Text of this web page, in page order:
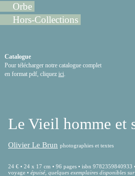
Orbe
Hors-Collections
Catalogue
Pour télécharger notre catalogue complet
en format pdf, cliquez ici
Le Vieil homme et
Olivier Le Brun photographies et textes
24 € • 24 x 17 cm • 96 pages • isbn
voyage • épuisé, quelques exemplaires disponibles